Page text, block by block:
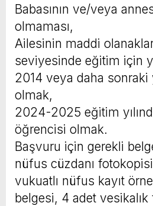
Babasının ve/veya
olmaması,
Ailesinin maddi
seviyesinde eğitim için
2014 veya daha sonraki
olmak,
2024-2025 eğitim
öğrencisi olmak.
Başvuru için gerekli
nüfus cüzdanı
vukuatlı nüfus kayıt
belgesi, 4 adet